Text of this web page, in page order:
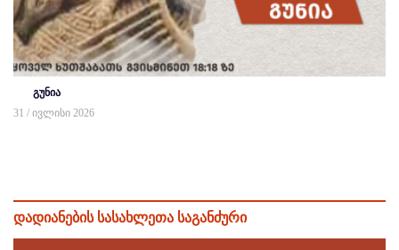
გუნია
31 / ივლისი 2026
დადიანების სასახლეთა საგანძური